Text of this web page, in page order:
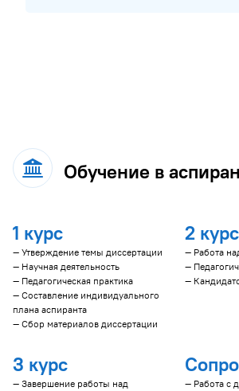
Обучение в
1 курс
— Утверждение темы диссертации
— Научная деятельность
— Педагогическая практика
— Составление индивидуального
плана аспиранта
— Сбор материалов диссертации
2 курс
— Работа
—
—
3 курс
— Завершение работы над
— Работа с